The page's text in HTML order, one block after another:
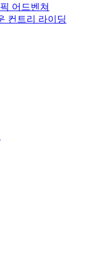
어드벤쳐
컨트리 라이딩